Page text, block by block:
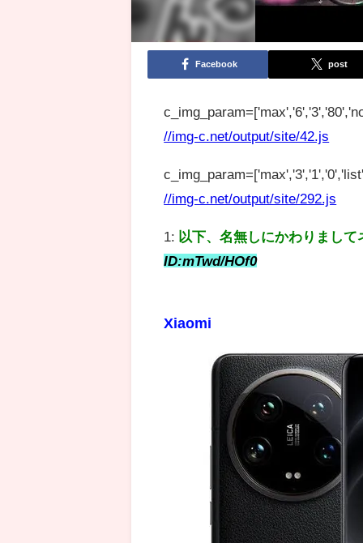
Facebook post
//img-c.net/output/site/42.js
//img-c.net/output/site/292.js
1: 以下、名無しにかわりまし
ID:mTwd/HOf0
Xiaomi